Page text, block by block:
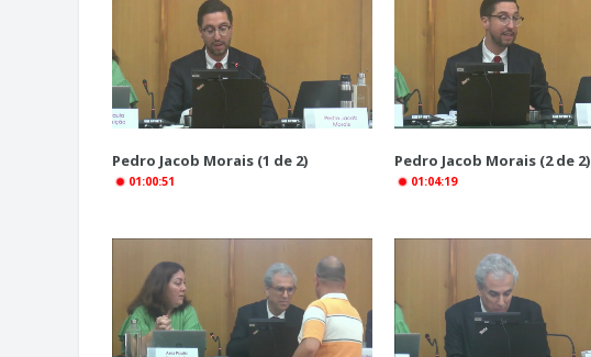
Pedro Jacob Morais (1 de 2)
01:00:51
Pedro Jacob Morais (2 de 2)
01:04:19